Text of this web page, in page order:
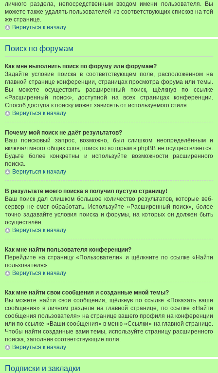
личного раздела, непосредственным вводом имени пользователя. Вы
можете также удалять пользователей из соответствующих списков на той
же странице.
Вернуться к началу
Поиск по форумам
Как мне выполнить поиск по форуму или форумам?
Задайте условие поиска в соответствующем поле, расположенном на
главной странице конференции, страницах просмотра форума или темы.
Вы можете осуществить расширенный поиск, щёлкнув по ссылке
«Расширенный поиск», доступной на всех страницах конференции.
Способ доступа к поиску может зависеть от используемого стиля.
Вернуться к началу
Почему мой поиск не даёт результатов?
Ваш поисковый запрос, возможно, был слишком неопределённым и
включал много общих слов, поиск по которым в phpBB не осуществляется.
Будьте более конкретны и используйте возможности расширенного
поиска.
Вернуться к началу
В результате моего поиска я получил пустую страницу!
Ваш поиск дал слишком большое количество результатов, которые веб-
сервер не смог обработать. Используйте «Расширенный поиск», более
точно задавайте условия поиска и форумы, на которых он должен быть
осуществлён.
Вернуться к началу
Как мне найти пользователя конференции?
Перейдите на страницу «Пользователи» и щёлкните по ссылке «Найти
пользователя».
Вернуться к началу
Как мне найти свои сообщения и созданные мной темы?
Вы можете найти свои сообщения, щёлкнув по ссылке «Показать ваши
сообщения» в личном разделе на главной странице, по ссылке «Найти
сообщения пользователя» на странице вашего профиля на конференции
или по ссылке «Ваши сообщения» в меню «Ссылки» на главной странице.
Чтобы найти созданные вами темы, используйте страницу расширенного
поиска, заполнив соответствующие поля.
Вернуться к началу
Подписки и закладки